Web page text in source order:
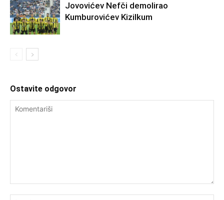
Jovovićev Nefči demolirao
Kumburovićev Kizilkum
Ostavite odgovor